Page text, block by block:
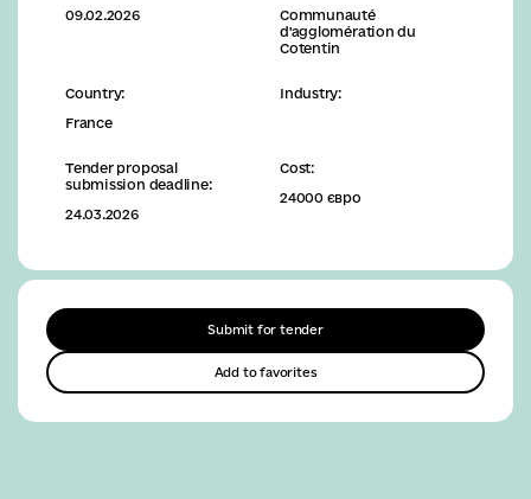
09.02.2026
Communauté
d'agglomération du
Cotentin
Country:
France
Industry:
Tender proposal
submission deadline:
24.03.2026
Cost:
24000 євро
Submit for tender
Add to favorites